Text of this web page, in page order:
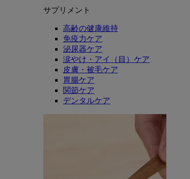
サプリメント
高齢の健康維持
免疫力ケア
泌尿器ケア
涙やけ・アイ（目）ケア
皮膚・被毛ケア
胃腸ケア
関節ケア
デンタルケア